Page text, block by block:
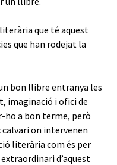
que té aquest
que han rodejat la
bon llibre entranya les
imaginació i ofici de
ho a bon terme, però
on intervenen
literària com és per
d’aquest